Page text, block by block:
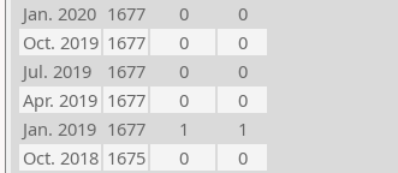
Jan. 2020 1677 0
0
Oct. 2019 1677 0
0
Jul. 2019
1677 0
0
Apr. 2019 1677 0
0
Jan. 2019 1677 1
1
Oct. 2018 1675 0
0